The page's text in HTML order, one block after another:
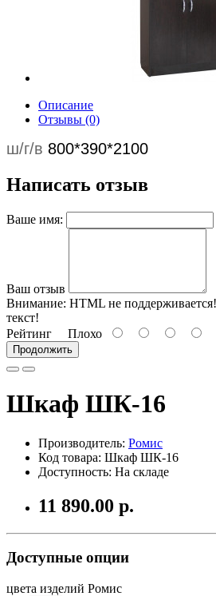
Описание
Отзывы (0)
ш/г/в 800*390*2100
Написать отзыв
Ваше имя:
Ваш отзыв
Внимание: HTML не
текст!
Рейтинг Плохо
Продолжить
Шкаф ШК-16
Производитель: Ромис
Код товара: Шкаф ШК-16
Доступность: На складе
11 890.00 р.
Доступные опции
цвета изделий Ромис